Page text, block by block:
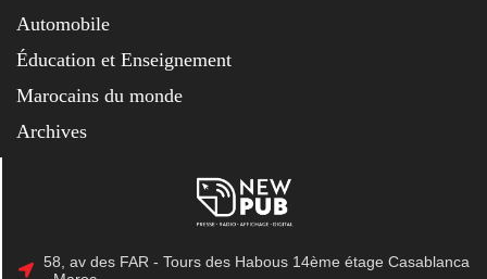
Automobile
Éducation et Enseignement
Marocains du monde
Archives
58, av des FAR - Tours des Habous 14ème étage Casablanca